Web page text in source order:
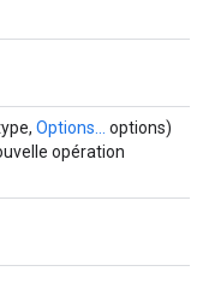
Options...
options)
opération